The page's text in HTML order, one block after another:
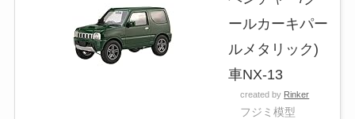
ールカーキパー
ルメタリック)
車NX-13
created by Rinker
フジミ模型